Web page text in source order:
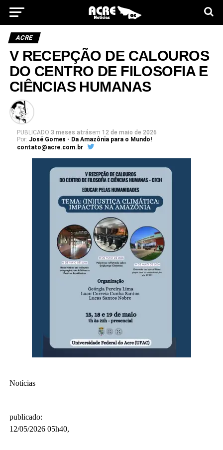
ACRE
V RECEPÇÃO DE CALOUROS
DO CENTRO DE FILOSOFIA E
CIÊNCIAS HUMANAS
PUBLICADO 3 meses atrásem 12 de maio de 2026
Por: José Gomes - Da Amazônia para o Mundo!
contato@acre.com.br
Notícias
publicado:
12/05/2026 05h40,